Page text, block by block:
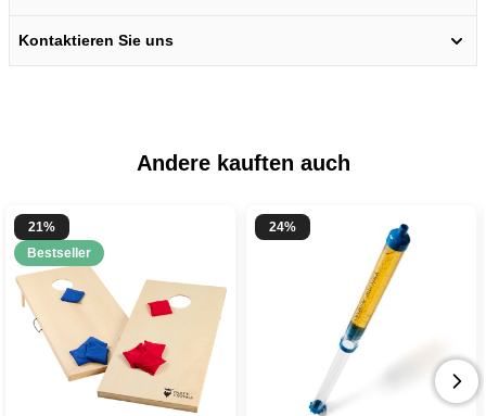
Kontaktieren Sie uns
Andere kauften auch
21%
Bestseller
24%